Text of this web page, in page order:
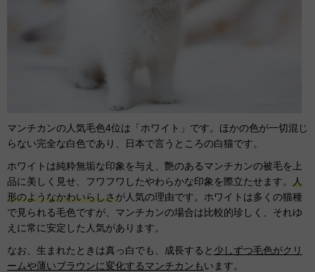
マンチカンの人気毛色4位は「ホワイト」です。ほかの色が一切混じ
らない完全な白色であり、日本で言うところの白猫です。
ホワイトは純粋無垢な印象を与え、艶のあるマンチカンの被毛を上
品に美しく見せ、フワフワしたやわらかな印象を際立たせます。 人
形のようなかわいらしさが人気の理由です。ホワイトは多くの猫種
で見られる毛色ですが、マンチカンの場合は比較的珍しく、それゆ
えに常に安定した人気があります。
なお、生まれたときは真っ白でも、成長すると 少しずつ毛色がクリ
ームや薄いブラウンに変化するマンチカンもいます。